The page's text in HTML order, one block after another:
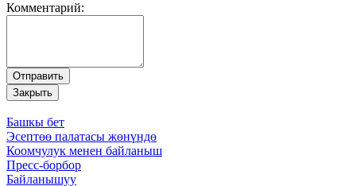
Комментарий:
Башкы бет
Эсептөө палатасы жөнүндө
Коомчулук менен байланыш
Пресс-борбор
Байланышуу